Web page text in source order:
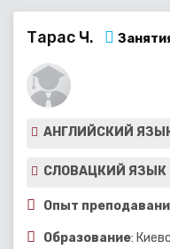
Тарас Ч.
АНГЛИЙСКИЙ
СЛОВАЦКИЙ ЯЗЫК
Опыт
Образование: